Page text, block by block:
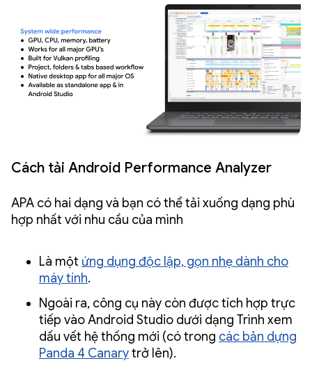
Cách tải Android Performance Analyzer
APA có hai dạng và bạn có thể tải xuống dạng phù
hợp nhất với nhu cầu của mình
Là một ứng dụng độc lập, gọn nhẹ dành cho
máy tính.
Ngoài ra, công cụ này còn được tích hợp trực
tiếp vào Android Studio dưới dạng Trình xem
dấu vết hệ thống mới (có trong các bản dựng
Panda 4 Canarytrở lên).